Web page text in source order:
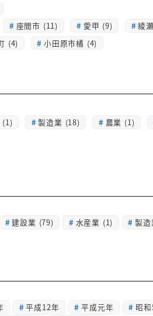
座間市 (11) 愛甲 (9) 綾
(4)
小田原市橘 (4)
製造業 (18) 農業 (1)
建設業 (79) 水産業 (1) 製造
平成12年 平成元年 昭